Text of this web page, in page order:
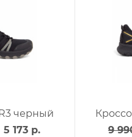
Кроссовки TR8
6 990 р.
4 893 р.